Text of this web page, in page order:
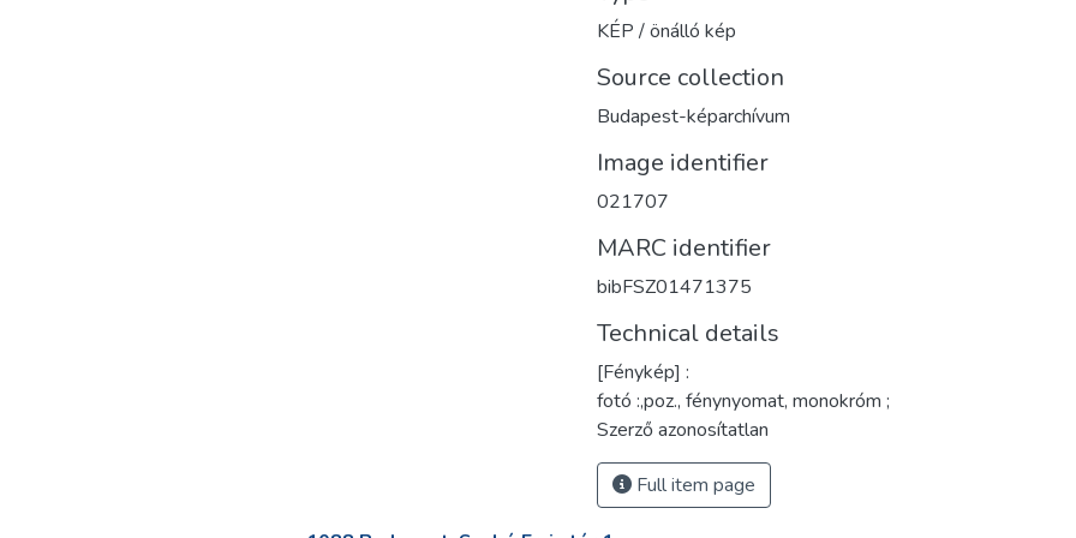
KÉP / önálló kép
Source collection
Budapest-képarchívum
Image identifier
021707
MARC identifier
bibFSZ01471375
Technical details
[Fénykép] :
fotó :,poz., fénynyomat, monokróm ;
Szerző azonosítatlan
Full item page